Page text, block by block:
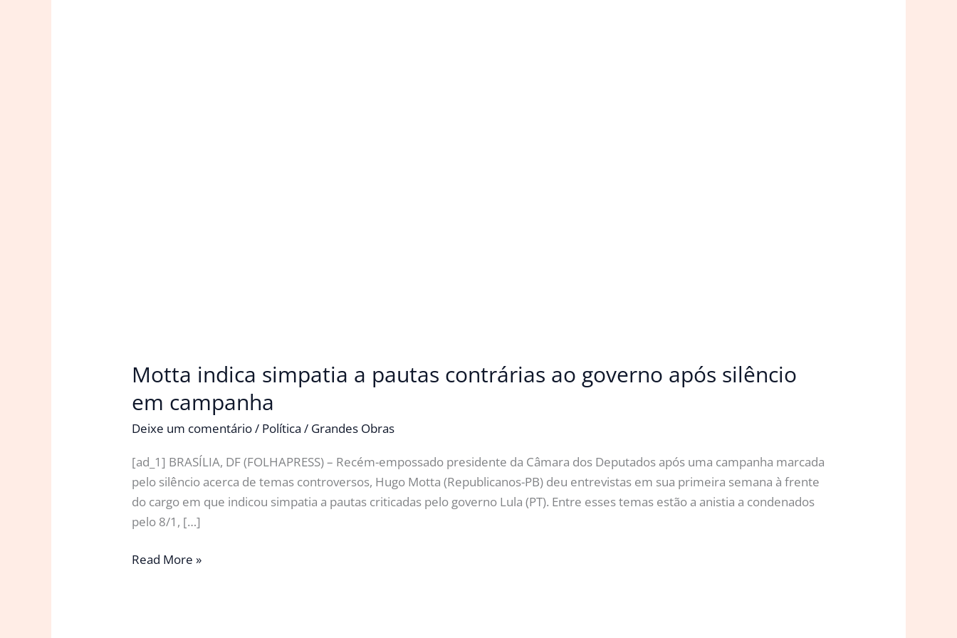
Motta indica simpatia a pautas contrárias ao governo após silêncio
em campanha
Deixe um comentário/ Política / Grandes Obras
[ad_1] BRASÍLIA, DF (FOLHAPRESS) – Recém-empossado presidente da Câmara dos Deputados após uma campanha marcada
pelo silêncio acerca de temas controversos, Hugo Motta (Republicanos-PB) deu entrevistas em sua primeira semana à frente
do cargo em que indicou simpatia a pautas criticadas pelo governo Lula (PT). Entre esses temas estão a anistia a condenados
pelo 8/1, […]
Motta
Read More »